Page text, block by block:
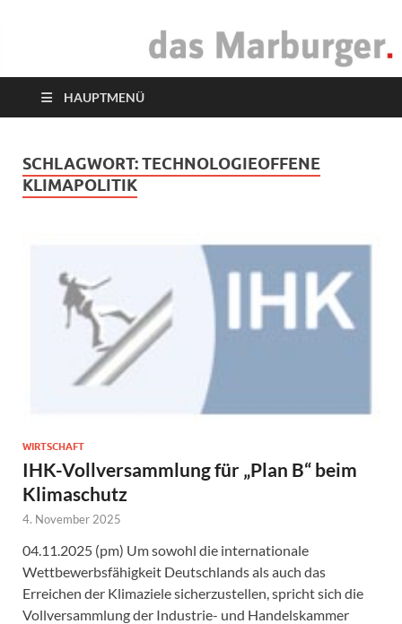
das Marburger.
HAUPTMENÜ
SCHLAGWORT:TECHNOLOGIEOFFENE
KLIMAPOLITIK
WIRTSCHAFT
IHK-Vollversammlung für „Plan B“ beim
Klimaschutz
4. November 2025
04.11.2025 (pm) Um sowohl die internationale
Wettbewerbsfähigkeit Deutschlands als auch das
Erreichen der Klimaziele sicherzustellen, spricht sich die
Vollversammlung der Industrie- und Handelskammer